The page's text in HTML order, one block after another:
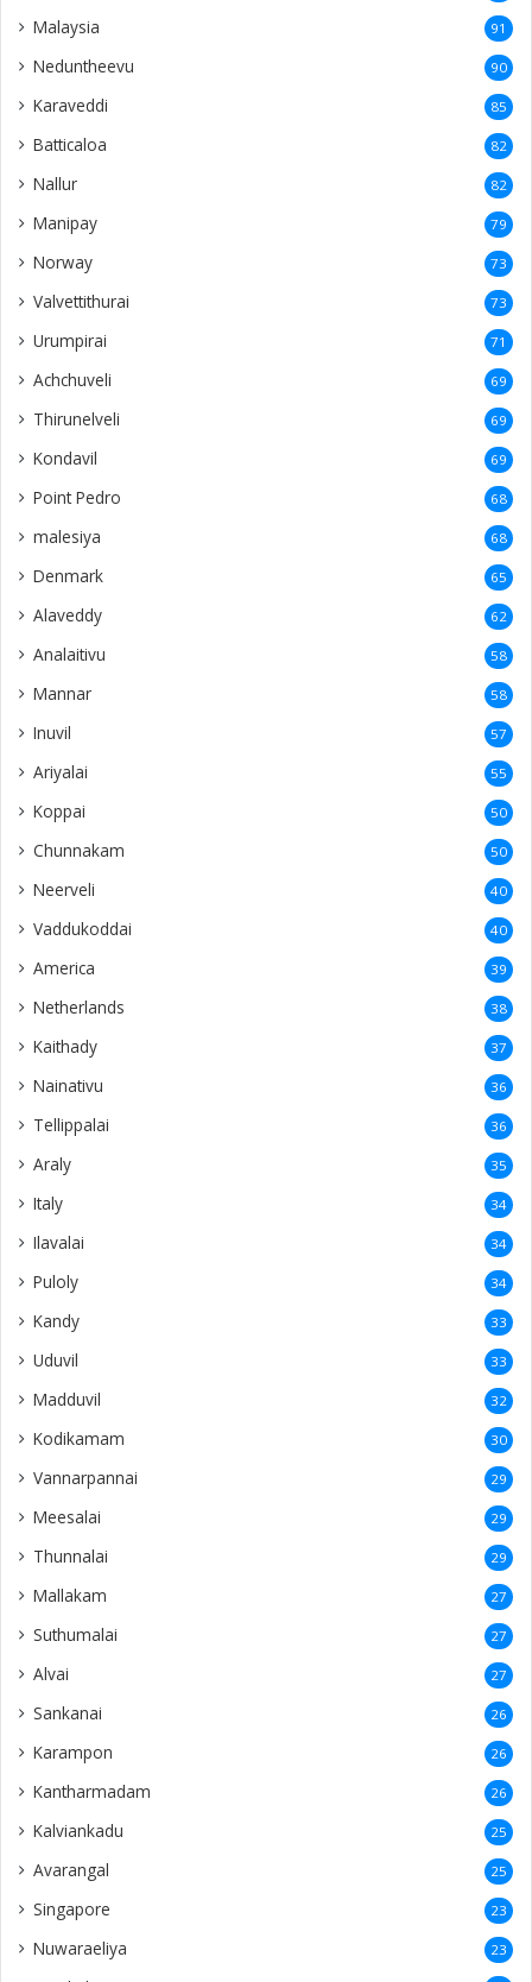
Malaysia 91
Neduntheevu 90
Karaveddi 85
Batticaloa 82
Nallur 82
Manipay 79
Norway 73
Valvettithurai 73
Urumpirai 71
Achchuveli 69
Thirunelveli 69
Kondavil 69
Point Pedro 68
malesiya 68
Denmark 65
Alaveddy 62
Analaitivu 58
Mannar 58
Inuvil 57
Ariyalai 55
Koppai 50
Chunnakam 50
Neerveli 40
Vaddukoddai 40
America 39
Netherlands 38
Kaithady 37
Nainativu 36
Tellippalai 36
Araly 35
Italy 34
Ilavalai 34
Puloly 34
Kandy 33
Uduvil 33
Madduvil 32
Kodikamam 30
Vannarpannai 29
Meesalai 29
Thunnalai 29
Mallakam 27
Suthumalai 27
Alvai 27
Sankanai 26
Karampon 26
Kantharmadam 26
Kalviankadu 25
Avarangal 25
Singapore 23
Nuwaraeliya 23